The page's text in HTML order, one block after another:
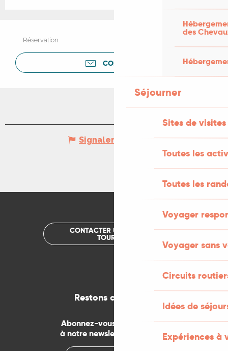
des
Séjourner
Sites de visites
Toutes les
Toutes les
Voyager
Voyager sans
Circuits
Idées de
Expériences à
Réservation
CONTACTER
Signaler une erreur
CONTACTER UN OFFICE DE
TOURISME
Restons connectés
Abonnez-vous gratuitement
à notre newsletter mensuelle